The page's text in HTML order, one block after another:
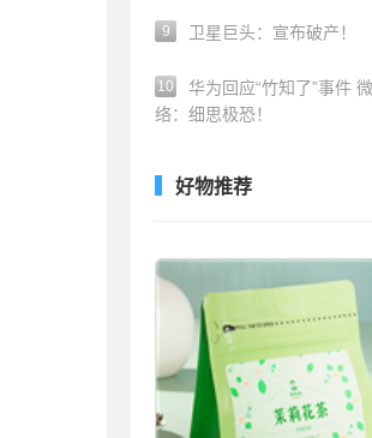
9 卫星巨头：宣布破产！
10
华为回应“竹知了”事件
络：细思极恐！
好物推荐